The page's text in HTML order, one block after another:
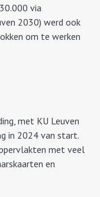
via
2030) werd ook
om te werken
met KU Leuven
in 2024 van start.
met veel
en